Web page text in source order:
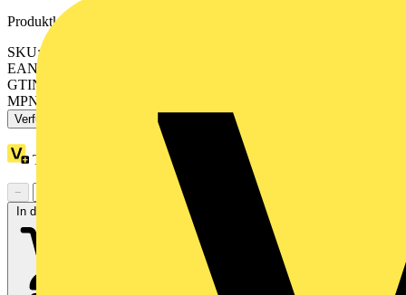
Produktkennzeichen
SKU: ZB5AV033
EAN: 3389110908084
GTIN: 3389110908084
MPN: ZB5AV033
Verfügbar: 4 Händler
Treuepunkte:
−
In den Warenkorb